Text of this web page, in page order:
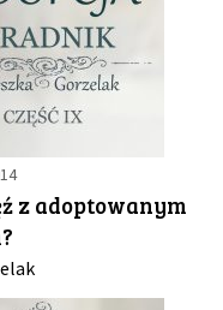
z adoptowanym